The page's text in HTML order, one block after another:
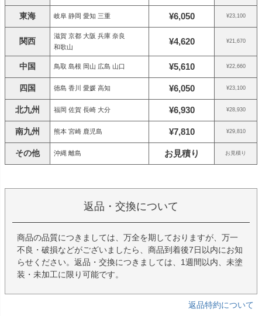
東海 岐阜 静岡 愛知 三重 ¥6,050 ¥23,100
関西
滋賀 京都 大阪 兵庫 奈良
和歌山
¥4,620 ¥21,670
中国 鳥取 島根 岡山 広島 山口 ¥5,610 ¥22,660
四国 徳島 香川 愛媛 高知 ¥6,050 ¥23,100
北九州 福岡 佐賀 長崎 大分 ¥6,930 ¥28,930
南九州 熊本 宮崎 鹿児島 ¥7,810 ¥29,810
その他 沖縄 離島 お見積り お見積り
返品・交換について
商品の品質につきましては、万全を期しておりますが、万一
不良・破損などがございましたら、商品到着後7日以内にお知
らせください。返品・交換につきましては、1週間以内、未塗
装・未加工に限り可能です。
返品特約について